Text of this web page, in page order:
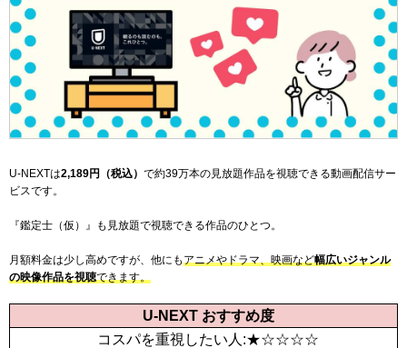
U-NEXTは2,189円（税込） で約39万本の見放題作品を視聴できる動画配信サー
ビスです。
『鑑定士（仮）』も見放題で視聴できる作品のひとつ。
月額料金は少し高めですが、他にも アニメやドラマ、映画など幅広いジャンル
の映像作品を視聴できます。
U-NEXT おすすめ度
コスパを重視したい人:★☆☆☆☆